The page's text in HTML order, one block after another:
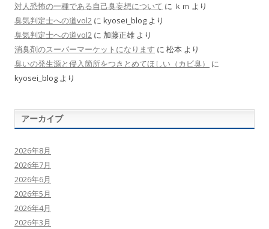
対人恐怖の一種である自己臭妄想について に ｋｍ より
臭気判定士への道vol2 に kyosei_blog より
臭気判定士への道vol2 に 加藤正雄 より
消臭剤のスーパーマーケットになります に 松本 より
臭いの発生源と侵入箇所をつきとめてほしい（カビ臭）
に
kyosei_blog より
アーカイブ
2026年8月
2026年7月
2026年6月
2026年5月
2026年4月
2026年3月